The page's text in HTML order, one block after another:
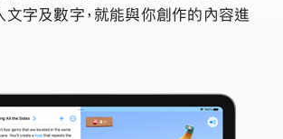
文字及數字，就能與你創作的內容進